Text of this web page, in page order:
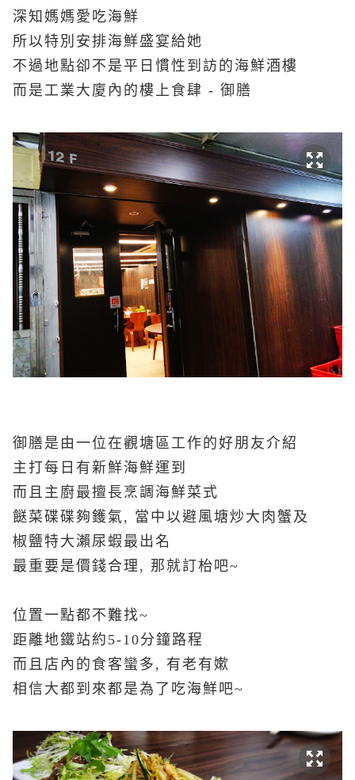
深知媽媽愛吃海鮮
所以特別安排海鮮盛宴給她
不過地點卻不是平日慣性到訪的海鮮酒樓
而是工業大廈內的樓上食肆 - 御膳
御膳是由一位在觀塘區工作的好朋友介紹
主打每日有新鮮海鮮運到
而且主廚最擅長烹調海鮮菜式
餸菜碟碟夠鑊氣, 當中以避風塘炒大肉蟹及
椒鹽特大瀨尿蝦最出名
最重要是價錢合理, 那就訂枱吧~
位置一點都不難找~
距離地鐵站約5-10分鐘路程
而且店內的食客蠻多, 有老有嫰
相信大都到來都是為了吃海鮮吧~